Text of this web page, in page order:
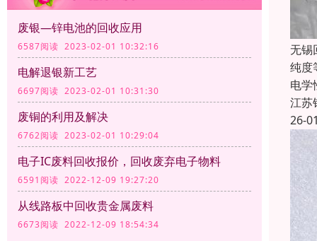
废银—锌电池的回收应用
6587阅读 2023-02-01 10:32:16
电解退银新工艺
6697阅读 2023-02-01 10:31:30
废铜的利用及解决
6762阅读 2023-02-01 10:29:04
电子IC废料回收报价，回收废弃电子物料
6591阅读 2022-12-09 19:27:20
从线路板中回收贵金属废料
6673阅读 2022-12-09 18:54:34
无锡
纯度
电学
江苏
26-